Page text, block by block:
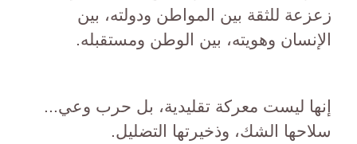
زعزعة للثقة بين المواطن ودولته، بين
الإنسان وهويته، بين الوطن ومستقبله.
إنها ليست معركة تقليدية، بل حرب وعي...
سلاحها الشك، وذخيرتها التضليل.